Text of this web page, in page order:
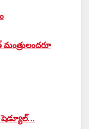
షెడ్యూల్…